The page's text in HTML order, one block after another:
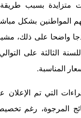
متزايدة بسبب
تهم المواطنين بشكل
واضحا على ذلك،
الثالثة على
المناسبة.
التي تم الإعلان
المرجوة، رغم